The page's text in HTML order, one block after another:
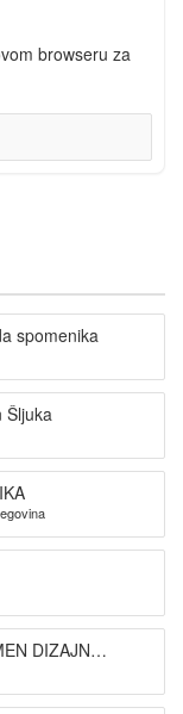
browseru za
spomenika
Šljuka
DIZAJN